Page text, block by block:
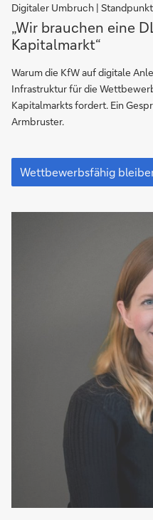
Digitaler Umbruch | Standpunkt
„Wir
brauchen
eine
DLT-
Auto­
bahn
für
Kapitalmarkt“
„Wir brauchen eine
Kapitalmarkt“
Warum die KfW auf digitale
Infra­struktur für die
Kapital­markts fordert. Ein
Armbruster.
„Wir
brauchen
eine
Auto­
Wettbewerbsfähig